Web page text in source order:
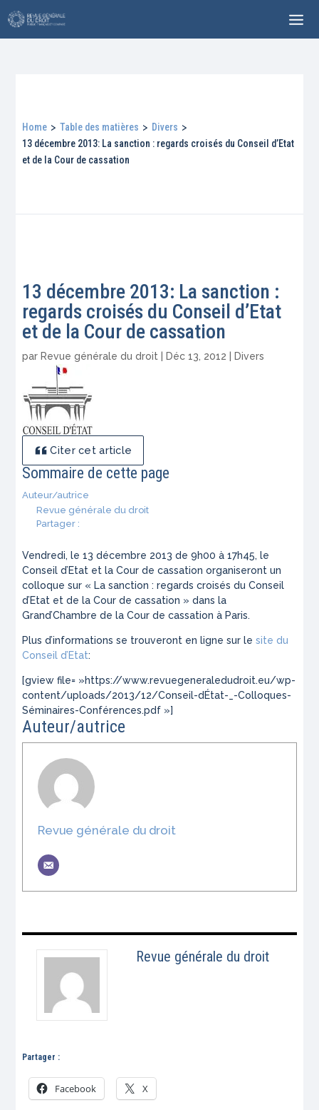
Home > Table des matières > Divers >
13 décembre 2013: La sanction : regards croisés du Conseil d’Etat
et de la Cour de cassation
13 décembre 2013: La sanction :
regards croisés du Conseil d’Etat
et de la Cour de cassation
par Revue générale du droit Déc 13, 2012 Divers
Citer cet article
Sommaire de cette page
Auteur/autrice
Revue générale du droit
Partager :
Vendredi, le 13 décembre 2013 de 9h00 à 17h45, le
Conseil d’Etat et la Cour de cassation organiseront un
colloque sur « La sanction : regards croisés du Conseil
d’Etat et de la Cour de cassation » dans la
Grand’Chambre de la Cour de cassation à Paris.
Plus d’informations se trouveront en ligne sur lesite du
Conseil d’Etat:
[gview file= »https://www.revuegeneraledudroit.eu/wp-
content/uploads/2013/12/Conseil-dÉtat-_-Colloques-
Séminaires-Conférences.pdf »]
Auteur/autrice
Revue générale du droit
Revue générale du droit
Partager :
Facebook X